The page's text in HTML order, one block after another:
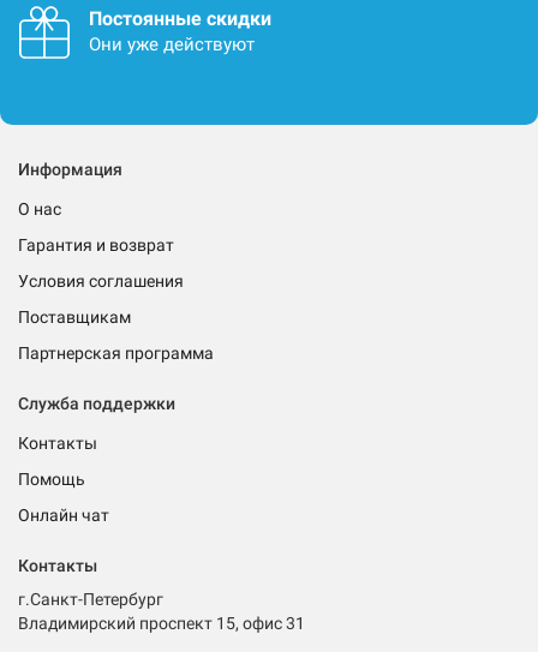
Постоянные скидки
Они уже действуют
Информация
О нас
Гарантия и возврат
Условия соглашения
Поставщикам
Партнерская программа
Служба поддержки
Контакты
Помощь
Онлайн чат
Контакты
г.Санкт-Петербург
Владимирский проспект 15, офис 31